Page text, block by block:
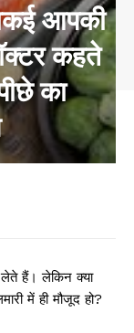
आपकी
कहते
का
लेते हैं। लेकिन क्या
में ही मौजूद हो?